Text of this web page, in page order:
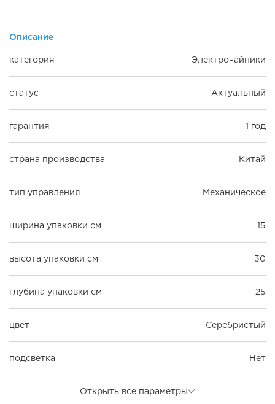
Описание
категория Электрочайники
статус Актуальный
гарантия 1 год
страна производства Китай
тип управления Механическое
ширина упаковки см 15
высота упаковки см 30
глубина упаковки см 25
цвет Серебристый
подсветка Нет
Открыть все параметры